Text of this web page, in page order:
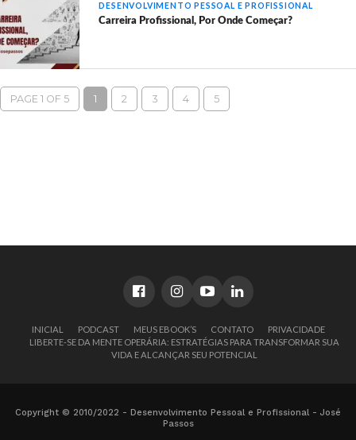
DESENVOLVIMENTO PESSOAL E PROFISSIONAL
Carreira Profissional, Por Onde Começar?
PAGE 1 OF 5 1 2 3 4 5
INICIAL PODCAST MEUS EBOOK’S CONTATO
PRIVACIDADE
LIBERTE-SE DA MENTE OPERÁRIA: ESTRATÉGIAS PARA TRANSFORMAR SUA
VIDA E ALCANÇAR SEU POTENCIAL
Copyright © 2010/2022 - Desenvolvimento Pessoal e Profissional - José
Passos